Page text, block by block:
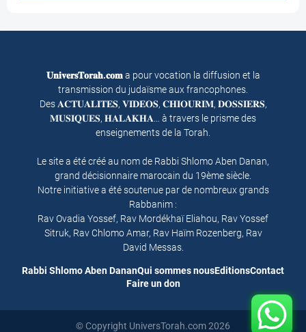
𝐔𝐧𝐢𝐯𝐞𝐫𝐬𝐓𝐨𝐫𝐚𝐡.𝐜𝐨𝐦a pour vocation la diffusion et la
transmission du judaïsme aux francophones.
Des 𝐀𝐂𝐓𝐔𝐀𝐋𝐈𝐓𝐄𝐒, 𝐕𝐈𝐃𝐄𝐎𝐒, 𝐂𝐇𝐈𝐎𝐔𝐑𝐈𝐌, 𝐃𝐎𝐒𝐒𝐈𝐄𝐑𝐒,
𝐌𝐔𝐒𝐈𝐐𝐔𝐄𝐒, 𝐇𝐀𝐋𝐀𝐊𝐇𝐀… à travers le prisme des
enseignements de la Torah.
Le site a été créé au nom de Rabbi Shlomo Aben Danan,
grand décisionnaire marocain du 19ème siècle.
Notre initiative a été soutenue par de nombreux grands
Rabbanim :
Rav Ovadia Yossef, Rav Mordékhaï Eliahou, Rav Yossef
Sitruk, Rav Chlomo Amar, Rav Haïm Rozenberg, Rav
David Messas.
Rabbi Shlomo Aben DananQui sommes nousEditionsContact
Faire un don
© Copyright UniversTorah.com 2026